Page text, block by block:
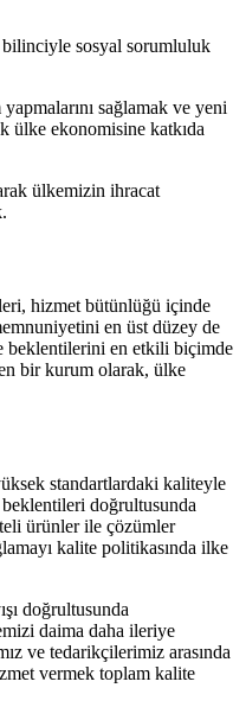
sosyal sorumluluk
sağlamak ve yeni
ülke ekonomisine katkıda
ülkemizin ihracat
hizmet bütünlüğü içinde
en üst düzey de
beklentilerini en etkili biçimde
bir kurum olarak, ülke
standartlardaki kaliteyle
beklentileri doğrultusunda
ürünler ile çözümler
kalite politikasında ilke
doğrultusunda
daima daha ileriye
ve tedarikçilerimiz arasında
vermek toplam kalite